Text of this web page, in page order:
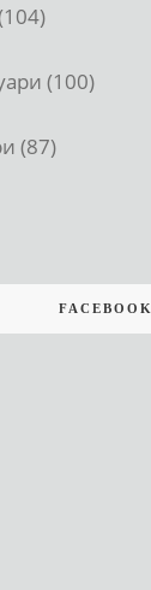
(100)
(87)
FACEBOOK